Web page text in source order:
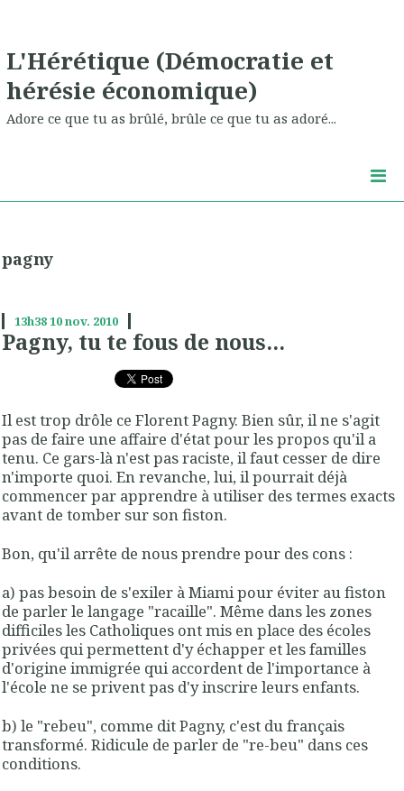
L'Hérétique (Démocratie et
hérésie économique)
Adore ce que tu as brûlé, brûle ce que tu as adoré...
pagny
13h3810nov. 2010
Pagny, tu te fous de nous...
Il est trop drôle ce Florent Pagny. Bien sûr, il ne s'agit
pas de faire une affaire d'état pour les propos qu'il a
tenu. Ce gars-là n'est pas raciste, il faut cesser de dire
n'importe quoi. En revanche, lui, il pourrait déjà
commencer par apprendre à utiliser des termes exacts
avant de tomber sur son fiston.
Bon, qu'il arrête de nous prendre pour des cons :
a) pas besoin de s'exiler à Miami pour éviter au fiston
de parler le langage "racaille". Même dans les zones
difficiles les Catholiques ont mis en place des écoles
privées qui permettent d'y échapper et les familles
d'origine immigrée qui accordent de l'importance à
l'école ne se privent pas d'y inscrire leurs enfants.
b) le "rebeu", comme dit Pagny, c'est du français
transformé. Ridicule de parler de "re-beu" dans ces
conditions.